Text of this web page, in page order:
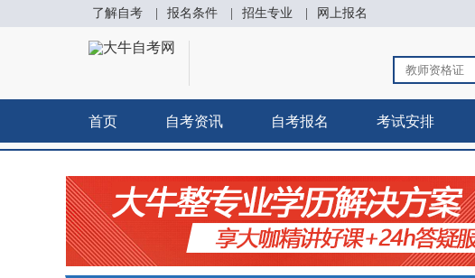
了解自考 报名条件 招生专业 网上报名
首页 自考资讯 自考报名 考试安排